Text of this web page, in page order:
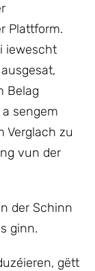
Plattform.
iewescht
Belag
a sengem
Verglach zu
vun der
der Schinn
ginn.
gëtt